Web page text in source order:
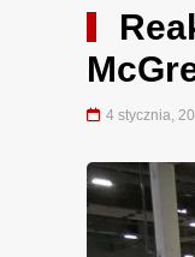
4 stycznia,